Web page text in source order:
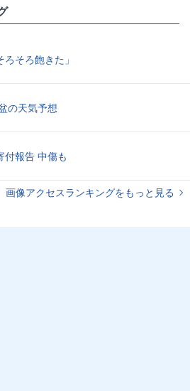
そろ飽きた」
の天気予想
付報告 中傷も
画像アクセスランキングをもっと見る